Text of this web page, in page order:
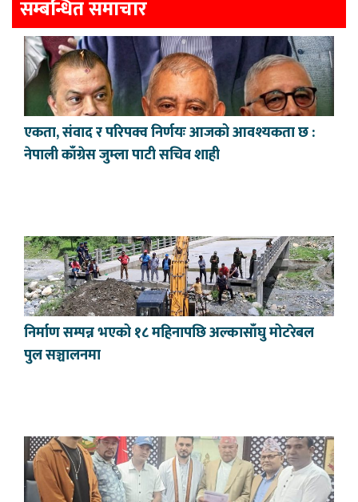
सम्बन्धित समाचार
एकता, संवाद र परिपक्व निर्णयः आजको आवश्यकता छ :
नेपाली काँग्रेस जुम्ला पाटी सचिव शाही
निर्माण सम्पन्न भएको १८ महिनापछि अल्कासाँघु मोटरेबल
पुल सञ्चालनमा